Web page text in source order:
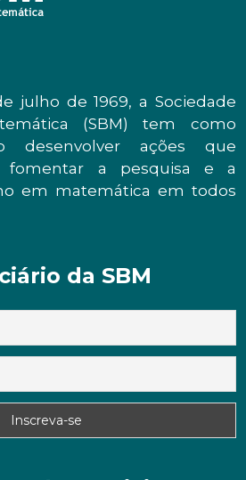
julho de 1969, a Sociedade
(SBM) tem como
desenvolver ações que
fomentar a pesquisa e a
em matemática em todos
da SBM